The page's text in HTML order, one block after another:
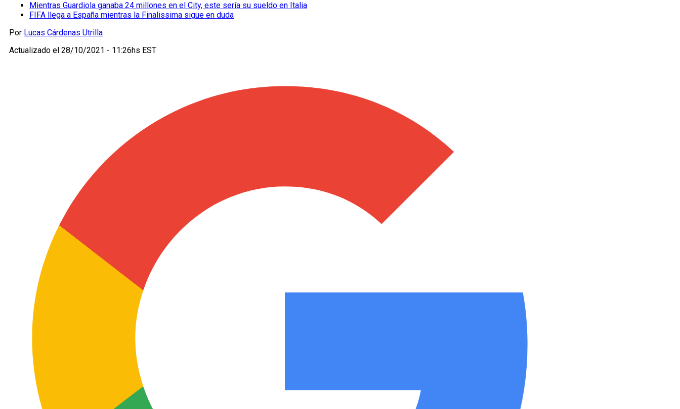
Mientras Guardiola ganaba 24 millones en el City, este sería su sueldo en Italia
FIFA llega a España mientras la Finalissima sigue en duda
Por Lucas Cárdenas Utrilla
Actualizado el 28/10/2021 - 11:26hs EST